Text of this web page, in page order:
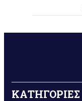
ΚΑΤΗΓΟΡΙΕΣ